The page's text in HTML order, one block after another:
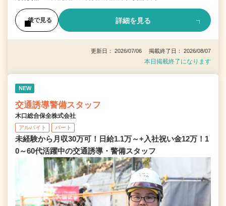
後で見る 詳細を見る
更新日： 2026/07/06 掲載終了日： 2026/08/07
本日掲載終了になります
NEW
交通誘導警備スタッフ
木口総合保全株式会社
アルバイト パート
未経験から月収30万可！日給1.1万～+入社祝い金12万！1
0～60代活躍中の交通誘導・警備スタッフ